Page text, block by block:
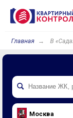
Главная В
Москва